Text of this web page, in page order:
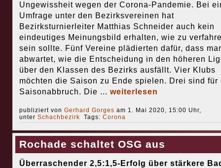
Ungewissheit wegen der Corona-Pandemie. Bei
Umfrage unter den Bezirksvereinen hat
Bezirksturnierleiter Matthias Schneider auch kein
eindeutiges Meinungsbild erhalten, wie zu
sein sollte. Fünf Vereine plädierten dafür, dass
abwartet, wie die Entscheidung in den höheren
über den Klassen des Bezirks ausfällt. Vier Klubs
möchten die Saison zu Ende spielen. Drei sind für
Saisonabbruch. Die ... weiterlesen
publiziert von Gerhard Gorges am 1. Mai 2020, 15:00 Uhr,
unter Schachbezirk Tags: Corona
Rochade schaltet OSG aus
Überraschender 2,5:1,5-Erfolg über stärkere